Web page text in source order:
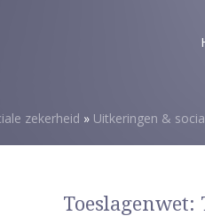
zekerheid » Uitkeringen &
Toeslagenwet: